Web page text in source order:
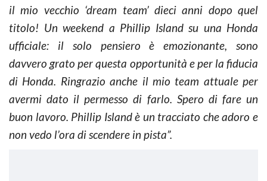
il mio vecchio ‘dream team’ dieci anni dopo quel
titolo! Un weekend a Phillip Island su una Honda
ufficiale: il solo pensiero è emozionante, sono
davvero grato per questa opportunità e per la fiducia
di Honda. Ringrazio anche il mio team attuale per
avermi dato il permesso di farlo. Spero di fare un
buon lavoro. Phillip Island è un tracciato che adoro e
non vedo l’ora di scendere in pista”.